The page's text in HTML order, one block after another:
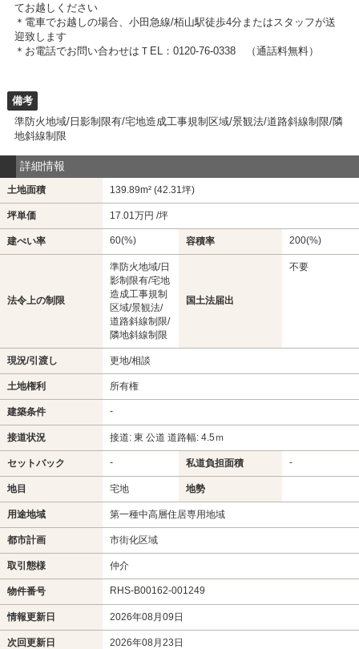
てお越しください
＊電車でお越しの場合、小田急線/栢山駅徒歩4分またはスタッフが送
迎致します
＊お電話でお問い合わせはＴEL：0120-76-0338 （通話料無料）
備考
準防火地域/日影制限有/宅地造成工事規制区域/景観法/道路斜線制限/隣
地斜線制限
詳細情報
土地面積 139.89m² (42.31坪)
坪単価 17.01万円 /坪
建ぺい率 60(%) 容積率 200(%)
法令上の制限
準防火地域/日
影制限有/宅地
造成工事規制
区域/景観法/
道路斜線制限/
隣地斜線制限
国土法届出
不要
現況/引渡し 更地/相談
土地権利 所有権
建築条件 -
接道状況 接道: 東 公道 道路幅: 4.5ｍ
セットバック - 私道負担面積 -
地目 宅地 地勢
用途地域 第一種中高層住居専用地域
都市計画 市街化区域
取引態様 仲介
物件番号 RHS-B00162-001249
情報更新日 2026年08月09日
次回更新日 2026年08月23日